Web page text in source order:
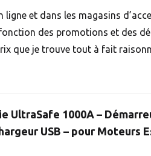
et dans les magasins
des promotions et des
que je trouve tout à fait
UltraSafe 1000A –
USB – pour Moteurs